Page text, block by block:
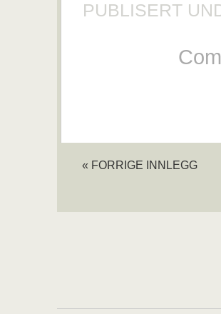
PUBLISERT
« FORRIGE INNLEGG